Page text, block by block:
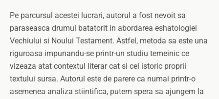
Pe parcursul acestei lucrari, autorul a fost nevoit sa
paraseasca drumul batatorit in abordarea eshatologiei
Vechiului si Noului Testament. Astfel, metoda sa este una
riguroasa impunandu-se printr-un studiu temeinic ce
vizeaza atat contextul literar cat si cel istoric proprii
textului sursa. Autorul este de parere ca numai printr-o
asemenea analiza stiintifica, putem spera sa ajungem la